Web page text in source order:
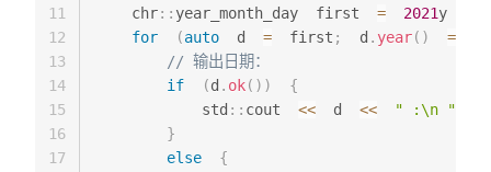
    chr
:: year_month_day  first = 2021y
for
(auto
  d
=
  first
;
  d
. year( ) ==
// 输出日期：
if
(d . ok( ) )
{
            std
:: cout <<
  d
<< " :\n "
}
else
{
11
12
13
14
15
16
17